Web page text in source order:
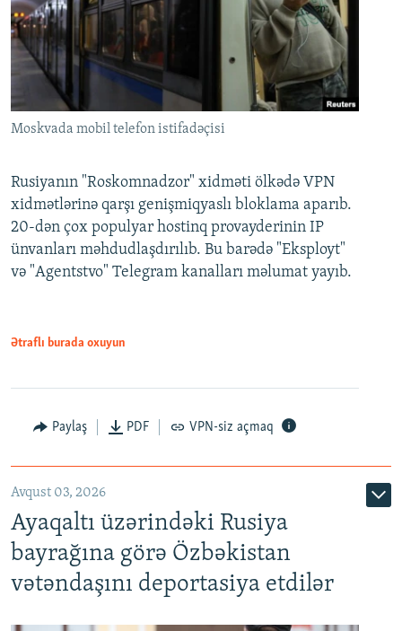
Moskvada mobil telefon istifadəçisi
Rusiyanın "Roskomnadzor" xidməti ölkədə VPN
xidmətlərinə qarşı genişmiqyaslı bloklama aparıb.
20-dən çox populyar hostinq provayderinin IP
ünvanları məhdudlaşdırılıb. Bu barədə "Eksployt"
və "Agentstvo" Telegram kanalları məlumat yayıb.
Ətraflı burada oxuyun
Paylaş PDF VPN-siz açmaq
Avqust 03, 2026
Ayaqaltı üzərindəki Rusiya
bayrağına görə Özbəkistan
vətəndaşını deportasiya etdilər